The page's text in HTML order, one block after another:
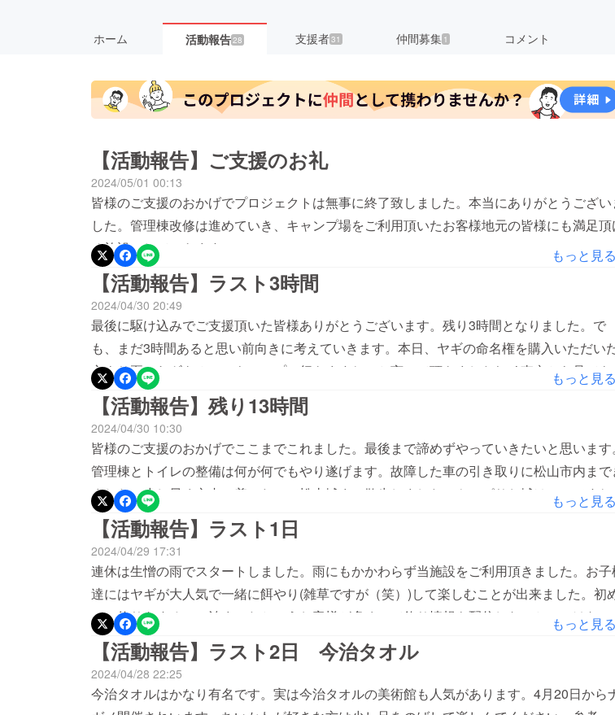
ホーム 活動報告28 支援者31 仲間募集 1 コメント
【活動報告】ご支援のお礼
2024/05/01 00:13
皆様のご支援のおかげでプロジェクトは無事に終了致しました。本当にありがとうござい
した。管理棟改修は進めていき、キャンプ場をご利用頂いたお客様地元の皆様にも満足頂
る施設にしていきます。
もっと見る
【活動報告】ラスト3時間
2024/04/30 20:49
最後に駆け込みでご支援頂いた皆様ありがとうございます。残り3時間となりました。で
も、まだ3時間あると思い前向きに考えていきます。本日、ヤギの命名権を購入いただい
方より夏にヤギをみつつキャンプに行きますね。と言って頂きました(^^♪東京から見ても
えるので本当に嬉しいです。連休中も東京、埼玉、神奈川、愛知なと遠くから遊びにしてい
ただいています。がっかりされないようなキャンプ場を開拓していきます。
もっと見る
【活動報告】残り13時間
2024/04/30 10:30
皆様のご支援のおかげでここまでこれました。最後まで諦めずやっていきたいと思います。
管理棟とトイレの整備は何が何でもやり遂げます。故障した車の引き取りに松山市内まで
ました。少し早く市内に着いたので松山城まで散歩しました。やっぱりお城はいいですね
もっと見る
【活動報告】ラスト1日
2024/04/29 17:31
連休は生憎の雨でスタートしました。雨にもかかわらず当施設をご利用頂きました。お子
達にはヤギが大人気で一緒に餌やり(雑草ですが（笑）)して楽しむことが出来ました。初
ての釣りをするのに泊まったというお客様が多くいて釣り情報も配信しないといっけない
と思った数日間でした。今回はいろいろなことも学ぶことが出来ました。ラスト1日！！ご
支援頂いた方々も宜しければお知り合いに拡散して頂ければ幸いです。m(__)m
もっと見る
【活動報告】ラスト2日 今治タオル
2024/04/28 22:25
今治タオルはかなり有名です。実は今治タオルの美術館も人気があります。4月20日から